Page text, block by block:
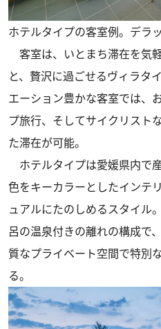
ホテルタイプの客室例。デラ
客室は、いとまち滞在を気
と、贅沢に過ごせるヴィラタ
エーション豊かな客室では、
プ旅⾏、そしてサイクリスト
た滞在が可能。
ホテルタイプは愛媛県内で
⾊をキーカラーとしたインテ
ュアルにたのしめるスタイル
呂の温泉付きの離れの構成で
質なプライベート空間で特別
る。